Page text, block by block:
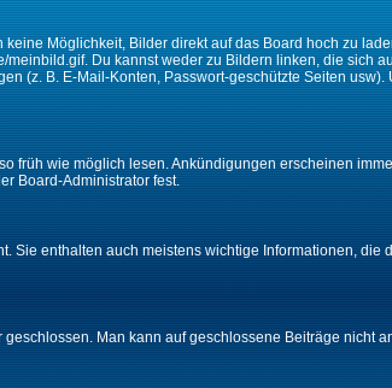
Möglichkeit, Bilder direkt auf das Board hoch zu
Du kannst weder zu Bildern linken, die sich
(z. B. E-Mail-Konten, Passwort-geschützte Seiten
früh wie möglich lesen. Ankündigungen erscheinen
Board-Administrator fest.
Sie enthalten auch meistens wichtige Informationen,
Man kann auf geschlossene Beiträge nicht